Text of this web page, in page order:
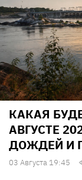
КАКАЯ
АВГУСТЕ
ДОЖДЕЙ И
03 Августа 19:45